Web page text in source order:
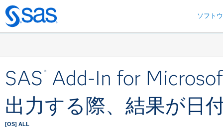
Skip
ソフト
SAS ®
Add-In for
出力する際、結果が日
[OS] ALL